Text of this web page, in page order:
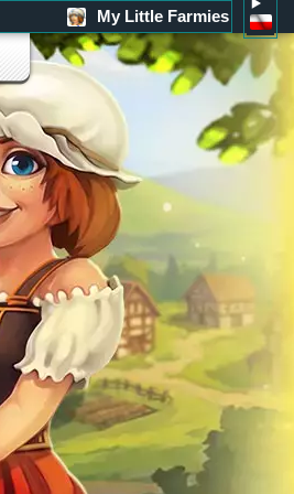
My Little Farmies